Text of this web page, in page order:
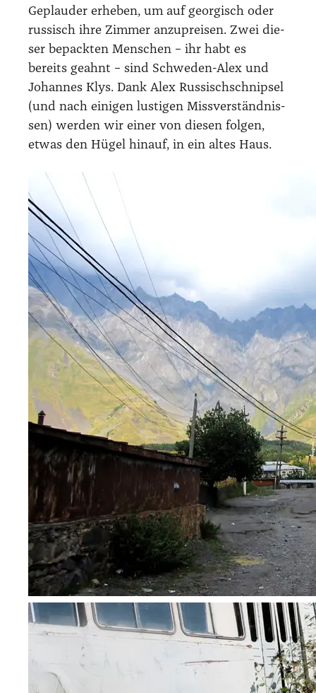
Geplau­der erhe­ben, um auf geor­gisch oder
rus­sisch ihre Zim­mer anzu­prei­sen. Zwei die­
ser bepack­ten Men­schen – ihr habt es
bereits geahnt – sind Schwe­den-Alex und
Johan­nes Klys. Dank Alex Rus­sisch­schnip­sel
(und nach eini­gen lus­ti­gen Miss­ver­ständ­nis­
sen) wer­den wir einer von die­sen fol­gen,
etwas den Hügel hin­auf, in ein altes Haus.